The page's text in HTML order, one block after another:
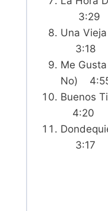
3:29
Una
3:18
Me
No)
4:20
3:17